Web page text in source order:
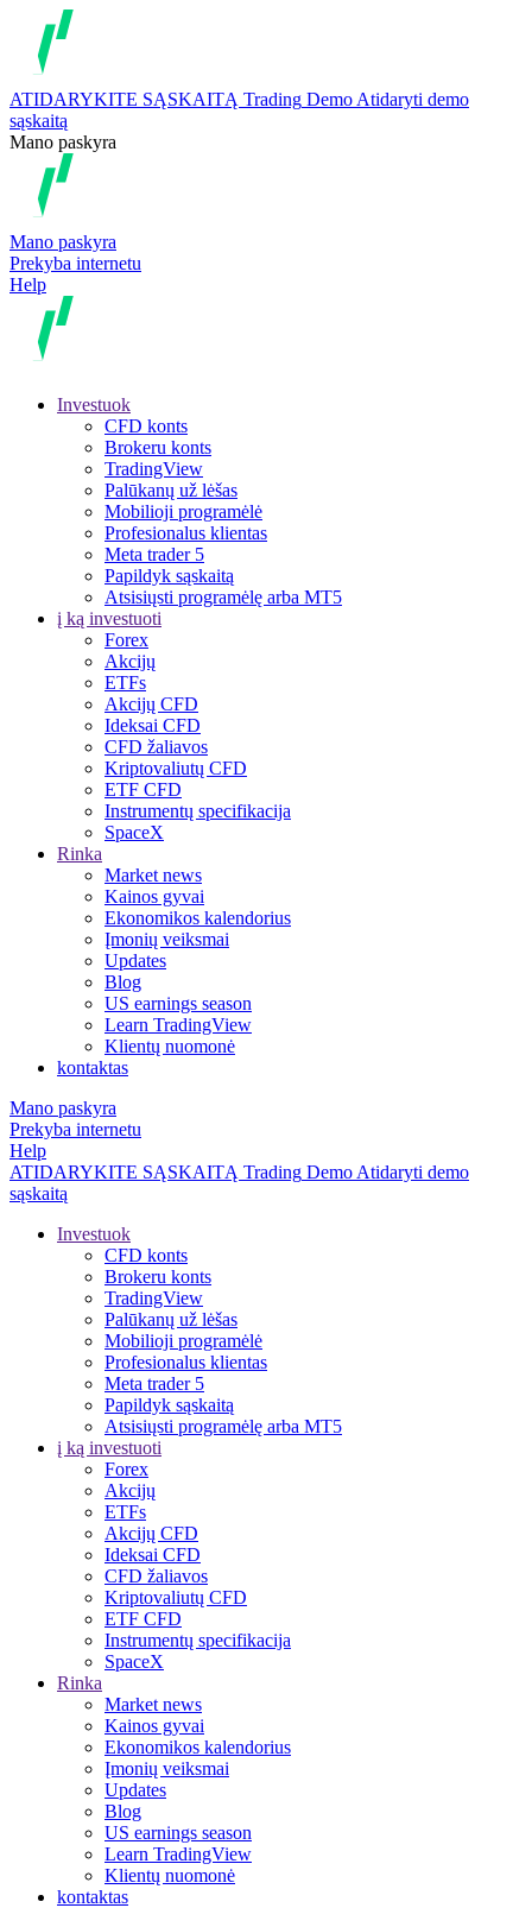
ATIDARYKITE SĄSKAITĄ Trading Demo Atidaryti demo
sąskaitą
Mano paskyra
Mano paskyra
Prekyba internetu
Help
Investuok
CFD konts
Brokeru konts
TradingView
Palūkanų už lėšas
Mobilioji programėlė
Profesionalus klientas
Meta trader 5
Papildyk sąskaitą
Atsisiųsti programėlę arba MT5
į ką investuoti
Forex
Akcijų
ETFs
Akcijų CFD
Ideksai CFD
CFD žaliavos
Kriptovaliutų CFD
ETF CFD
Instrumentų specifikacija
SpaceX
Rinka
Market news
Kainos gyvai
Ekonomikos kalendorius
Įmonių veiksmai
Updates
Blog
US earnings season
Learn TradingView
Klientų nuomonė
kontaktas
Mano paskyra
Prekyba internetu
Help
ATIDARYKITE SĄSKAITĄ Trading Demo Atidaryti demo
sąskaitą
Investuok
CFD konts
Brokeru konts
TradingView
Palūkanų už lėšas
Mobilioji programėlė
Profesionalus klientas
Meta trader 5
Papildyk sąskaitą
Atsisiųsti programėlę arba MT5
į ką investuoti
Forex
Akcijų
ETFs
Akcijų CFD
Ideksai CFD
CFD žaliavos
Kriptovaliutų CFD
ETF CFD
Instrumentų specifikacija
SpaceX
Rinka
Market news
Kainos gyvai
Ekonomikos kalendorius
Įmonių veiksmai
Updates
Blog
US earnings season
Learn TradingView
Klientų nuomonė
kontaktas